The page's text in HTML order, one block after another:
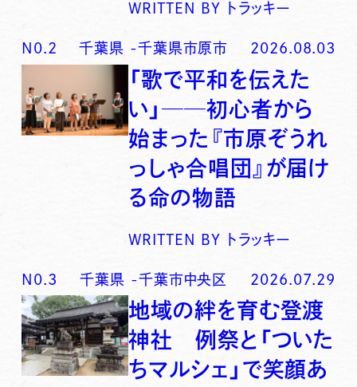
WRITTEN BY トラッキー
N0. 2 千葉県 -千葉県市原市 2026.08.03
「歌で平和を伝えた
い」──初心者から
始まった『市原ぞうれ
っしゃ合唱団』が届け
る命の物語
WRITTEN BY トラッキー
N0. 3 千葉県 -千葉市中央区 2026.07.29
地域の絆を育む登渡
神社 例祭と「ついた
ちマルシェ」で笑顔あ